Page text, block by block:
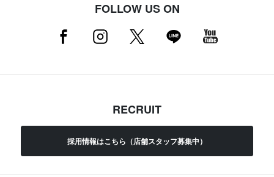
FOLLOW US ON
RECRUIT
採用情報はこちら（店舗スタッフ募集中）